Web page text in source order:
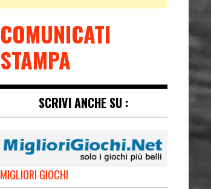
COMUNICATI
STAMPA
SCRIVI ANCHE SU :
MIGLIORI GIOCHI